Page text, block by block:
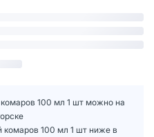
100 мл 1 шт можно на
комаров 100 мл 1 шт ниже в